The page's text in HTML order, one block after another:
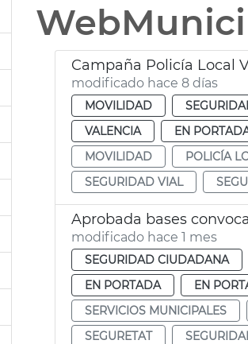
Campaña Policía Local
modificado hace 8 días
MOVILIDAD
VALENCIA
EN
MOVILIDAD
POLICÍA
SEGURIDAD VIAL
Aprobada bases
modificado hace 1 mes
SEGURIDAD CIUDADANA
EN PORTADA
EN
SERVICIOS MUNICIPALES
SEGURETAT